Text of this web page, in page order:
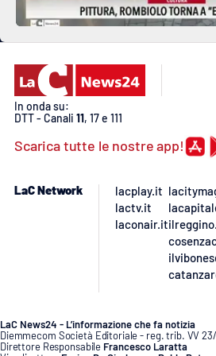
In onda su:
DTT - Canali 11, 17 e 111
Scarica tutte le nostre app!
LaC Network
lacplay.it
lactv.it
laconair.it
LaC News24 - L’informazione che fa notizia
Diemmecom Società Editoriale - reg. trib. VV
Direttore Responsabile Francesco Laratta